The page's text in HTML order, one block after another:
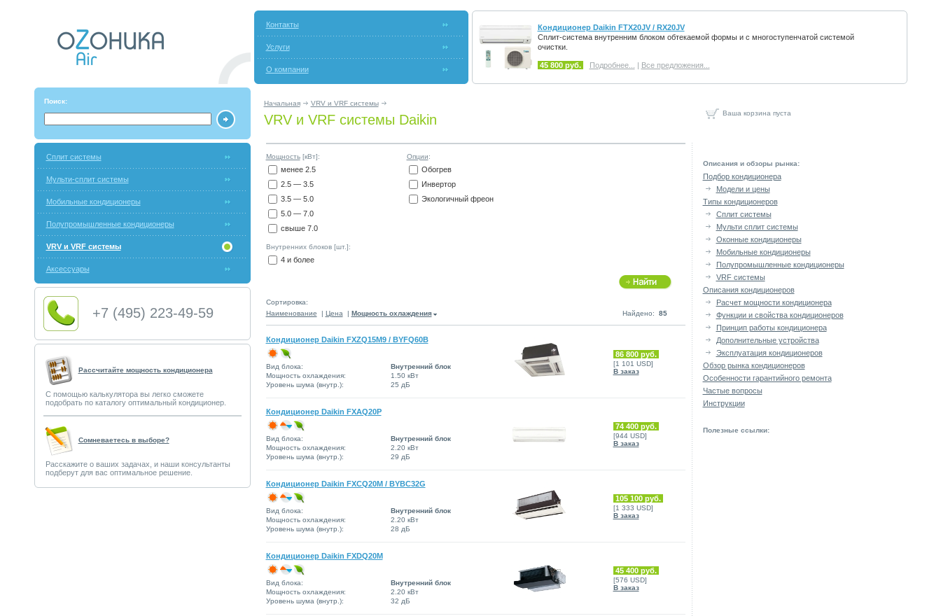
Контакты
Услуги
О компании
Кондиционер Daikin FTX20JV / RX20JV
Сплит-система внутренним блоком обтекаемой формы и с многоступенчатой системой
очистки.
45 800 руб. Подробнее... | Все предложения...
Поиск: Начальная VRV и VRF системы
VRV и VRF системы Daikin Ваша корзина пуста
Сплит системы
Мульти-сплит системы
Мобильные кондиционеры
Полупромышленные кондиционеры
VRV и VRF системы
Аксессуары
+7 (495) 223-49-59
Рассчитайте мощность кондиционера
С помощью калькулятора вы легко сможете
подобрать по каталогу оптимальный кондиционер.
Сомневаетесь в выборе?
Расскажите о ваших задачах, и наши консультанты
подберут для вас оптимальное решение.
Мощность[кВт]:
менее 2.5
2.5 — 3.5
3.5 — 5.0
5.0 — 7.0
свыше 7.0
Опции:
Обогрев
Инвертор
Экологичный фреон
Внутренних блоков [шт.]:
4 и более
Сортировка:
Наименование | Цена | Мощность охлаждения Найдено: 85
Кондиционер Daikin FXZQ15M9 / BYFQ60B
Вид блока:
Внутренний блок
Мощность охлаждения:
1.50 кВт
Уровень шума (внутр.):
25 дБ
86 800 руб.
[1 101 USD]
В заказ
Кондиционер Daikin FXAQ20P
Вид блока:
Внутренний блок
Мощность охлаждения:
2.20 кВт
Уровень шума (внутр.):
29 дБ
74 400 руб.
[944 USD]
В заказ
Кондиционер Daikin FXCQ20M / BYBC32G
Вид блока:
Внутренний блок
Мощность охлаждения:
2.20 кВт
Уровень шума (внутр.):
28 дБ
105 100 руб.
[1 333 USD]
В заказ
Кондиционер Daikin FXDQ20M
Вид блока:
Внутренний блок
Мощность охлаждения:
2.20 кВт
Уровень шума (внутр.):
32 дБ
45 400 руб.
[576 USD]
В заказ
Описания и обзоры рынка:
Подбор кондиционера
Модели и цены
Типы кондиционеров
Сплит системы
Мульти сплит системы
Оконные кондиционеры
Мобильные кондиционеры
Полупромышленные кондиционеры
VRF системы
Описания кондиционеров
Расчет мощности кондиционера
Функции и свойства кондиционеров
Принцип работы кондиционера
Дополнительные устройства
Эксплуатация кондиционеров
Обзор рынка кондиционеров
Особенности гарантийного ремонта
Частые вопросы
Инструкции
Полезные ссылки: